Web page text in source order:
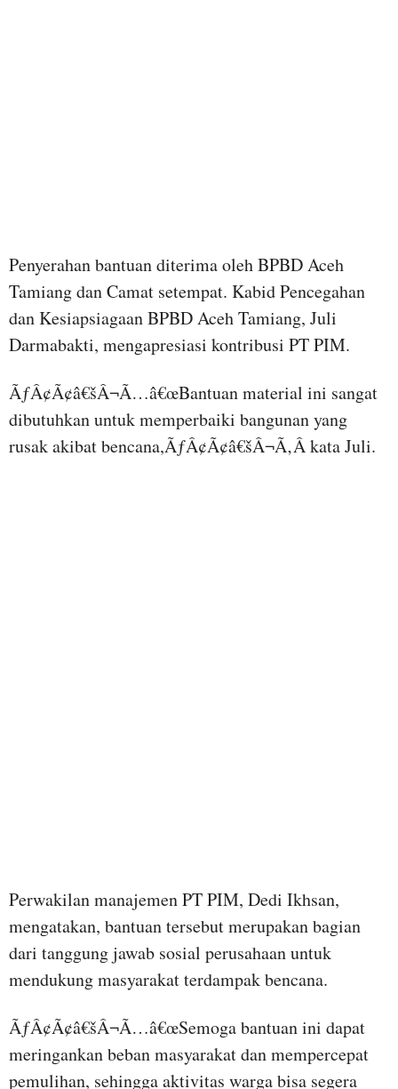
Penyerahan bantuan diterima oleh BPBD Aceh
Tamiang dan Camat setempat. Kabid Pencegahan
dan Kesiapsiagaan BPBD Aceh Tamiang, Juli
Darmabakti, mengapresiasi kontribusi PT PIM.
ÃƒÂ¢Ã¢â€šÂ¬Ã…â€œBantuan material ini sangat
dibutuhkan untuk memperbaiki bangunan yang
rusak akibat bencana,ÃƒÂ¢Ã¢â€šÂ¬Ã‚Â kata Juli.
Perwakilan manajemen PT PIM, Dedi Ikhsan,
mengatakan, bantuan tersebut merupakan bagian
dari tanggung jawab sosial perusahaan untuk
mendukung masyarakat terdampak bencana.
ÃƒÂ¢Ã¢â€šÂ¬Ã…â€œSemoga bantuan ini dapat
meringankan beban masyarakat dan mempercepat
pemulihan, sehingga aktivitas warga bisa segera